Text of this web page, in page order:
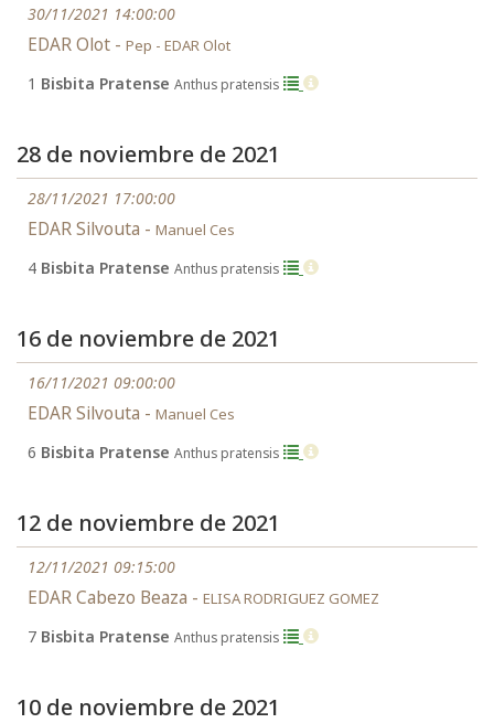
30/11/2021 14:00:00
EDAR Olot - Pep - EDAR Olot
1 Bisbita Pratense Anthus pratensis
28 de noviembre de 2021
28/11/2021 17:00:00
EDAR Silvouta - Manuel Ces
4 Bisbita Pratense Anthus pratensis
16 de noviembre de 2021
16/11/2021 09:00:00
EDAR Silvouta - Manuel Ces
6 Bisbita Pratense Anthus pratensis
12 de noviembre de 2021
12/11/2021 09:15:00
EDAR Cabezo Beaza - ELISA RODRIGUEZ GOMEZ
7 Bisbita Pratense Anthus pratensis
10 de noviembre de 2021